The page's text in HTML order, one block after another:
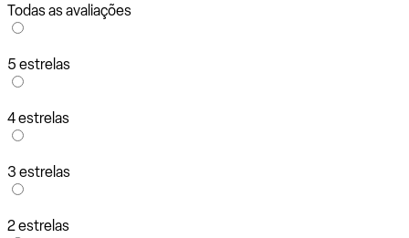
Todas as avaliações
5 estrelas
4 estrelas
3 estrelas
2 estrelas